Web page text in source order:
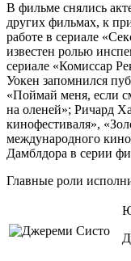
В фильме снялись
других фильмах, к
работе в сериале
известен ролью
сериале «Комиссар
Уокен запомнился
«Поймай меня, если
на оленей»; Ричард
кинофестиваля»,
международного
Дамблдора в серии
Главные роли